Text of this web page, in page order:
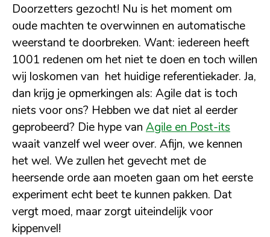
Doorzetters gezocht! Nu is het moment om
oude machten te overwinnen en automatische
weerstand te doorbreken. Want: iedereen heeft
1001 redenen om het niet te doen en toch willen
wij loskomen van het huidige referentiekader. Ja,
dan krijg je opmerkingen als: Agile dat is toch
niets voor ons? Hebben we dat niet al eerder
geprobeerd? Die hype van Agile en Post-its
waait vanzelf wel weer over. Afijn, we kennen
het wel. We zullen het gevecht met de
heersende orde aan moeten gaan om het eerste
experiment echt beet te kunnen pakken. Dat
vergt moed, maar zorgt uiteindelijk voor
kippenvel!